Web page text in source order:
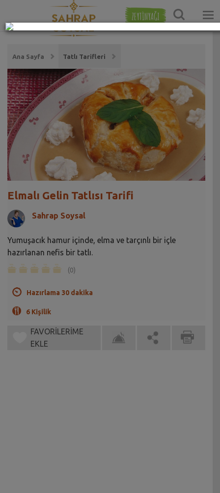
ZEYTİNYAĞI
Ana Sayfa Tatlı Tarifleri
Elmalı Gelin Tatlısı Tarifi
Sahrap Soysal
Yumuşacık hamur içinde, elma ve tarçınlı bir içle
hazırlanan nefis bir tatlı.
(0)
Hazırlama 30 dakika
6 Kişilik
FAVORİLERİME
EKLE